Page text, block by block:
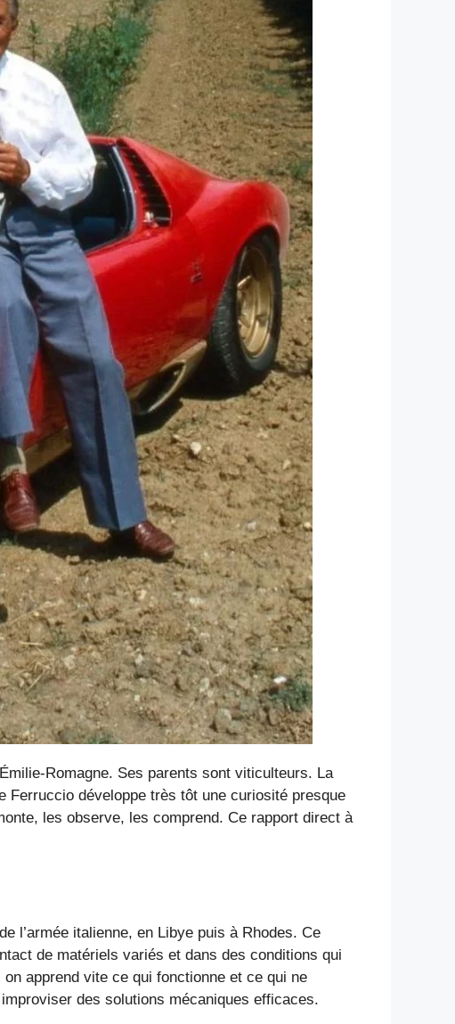
Romagne. Ses parents sont viticulteurs. La
développe très tôt une curiosité presque
les observe, les comprend. Ce rapport direct à
l’armée italienne, en Libye puis à Rhodes. Ce
de matériels variés et dans des conditions qui
apprend vite ce qui fonctionne et ce qui ne
des solutions mécaniques efficaces.